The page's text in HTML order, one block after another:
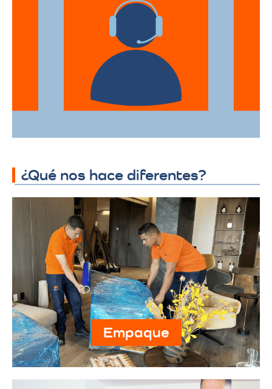
Desde el primer contacto hasta la
finalización de la mudanza, se ofrece un
servicio al cliente excepcional,
adaptándose a sus horarios y
necesidades específicas.
¿Qué nos hace diferentes?
Empaque